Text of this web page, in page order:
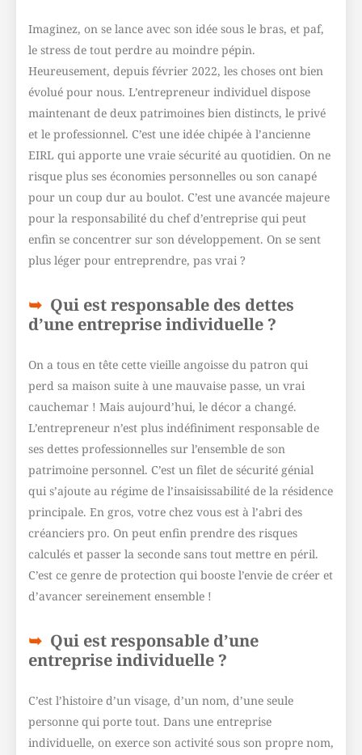
Imaginez, on se lance avec son idée sous le bras, et paf,
le stress de tout perdre au moindre pépin.
Heureusement, depuis février 2022, les choses ont bien
évolué pour nous. L’entrepreneur individuel dispose
maintenant de deux patrimoines bien distincts, le privé
et le professionnel. C’est une idée chipée à l’ancienne
EIRL qui apporte une vraie sécurité au quotidien. On ne
risque plus ses économies personnelles ou son canapé
pour un coup dur au boulot. C’est une avancée majeure
pour la responsabilité du chef d’entreprise qui peut
enfin se concentrer sur son développement. On se sent
plus léger pour entreprendre, pas vrai ?
Qui est responsable des dettes
d’une entreprise individuelle ?
On a tous en tête cette vieille angoisse du patron qui
perd sa maison suite à une mauvaise passe, un vrai
cauchemar ! Mais aujourd’hui, le décor a changé.
L’entrepreneur n’est plus indéfiniment responsable de
ses dettes professionnelles sur l’ensemble de son
patrimoine personnel. C’est un filet de sécurité génial
qui s’ajoute au régime de l’insaisissabilité de la résidence
principale. En gros, votre chez vous est à l’abri des
créanciers pro. On peut enfin prendre des risques
calculés et passer la seconde sans tout mettre en péril.
C’est ce genre de protection qui booste l’envie de créer et
d’avancer sereinement ensemble !
Qui est responsable d’une
entreprise individuelle ?
C’est l’histoire d’un visage, d’un nom, d’une seule
personne qui porte tout. Dans une entreprise
individuelle, on exerce son activité sous son propre nom,